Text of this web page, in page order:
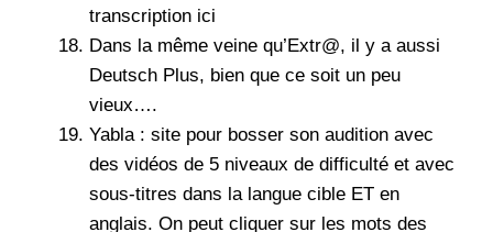
transcription ici
Dans la même veine qu’Extr@, il y a aussi
Deutsch Plus, bien que ce soit un peu
vieux….
Yabla: site pour bosser son audition avec
des vidéos de 5 niveaux de difficulté et avec
sous-titres dans la langue cible ET en
anglais. On peut cliquer sur les mots des